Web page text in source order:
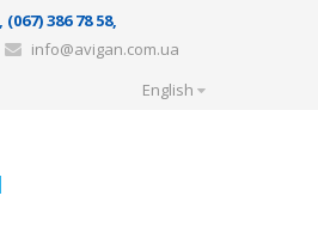
(067) 386 78 58,
info@avigan.com.ua
English